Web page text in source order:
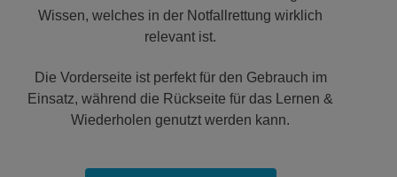
Wissen, welches in der Notfallrettung wirklich
relevant ist.
Die Vorderseite ist perfekt für den Gebrauch im
Einsatz, während die Rückseite für das Lernen &
Wiederholen genutzt werden kann.